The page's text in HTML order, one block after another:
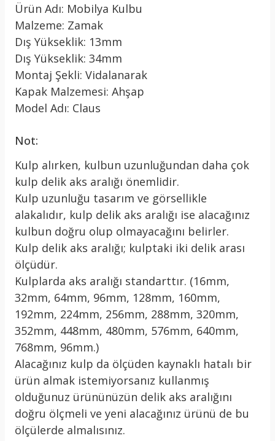
Ürün Adı: Mobilya Kulbu
Malzeme: Zamak
Dış Yükseklik: 13mm
Dış Yükseklik: 34mm
Montaj Şekli: Vidalanarak
Kapak Malzemesi: Ahşap
Model Adı: Claus
Not:
Kulp alırken, kulbun uzunluğundan daha çok
kulp delik aks aralığı önemlidir.
Kulp uzunluğu tasarım ve görsellikle
alakalıdır, kulp delik aks aralığı ise alacağınız
kulbun doğru olup olmayacağını belirler.
Kulp delik aks aralığı; kulptaki iki delik arası
ölçüdür.
Kulplarda aks aralığı standarttır. (16mm,
32mm, 64mm, 96mm, 128mm, 160mm,
192mm, 224mm, 256mm, 288mm, 320mm,
352mm, 448mm, 480mm, 576mm, 640mm,
768mm, 96mm.)
Alacağınız kulp da ölçüden kaynaklı hatalı bir
ürün almak istemiyorsanız kullanmış
olduğunuz ürününüzün delik aks aralığını
doğru ölçmeli ve yeni alacağınız ürünü de bu
ölçülerde almalısınız.